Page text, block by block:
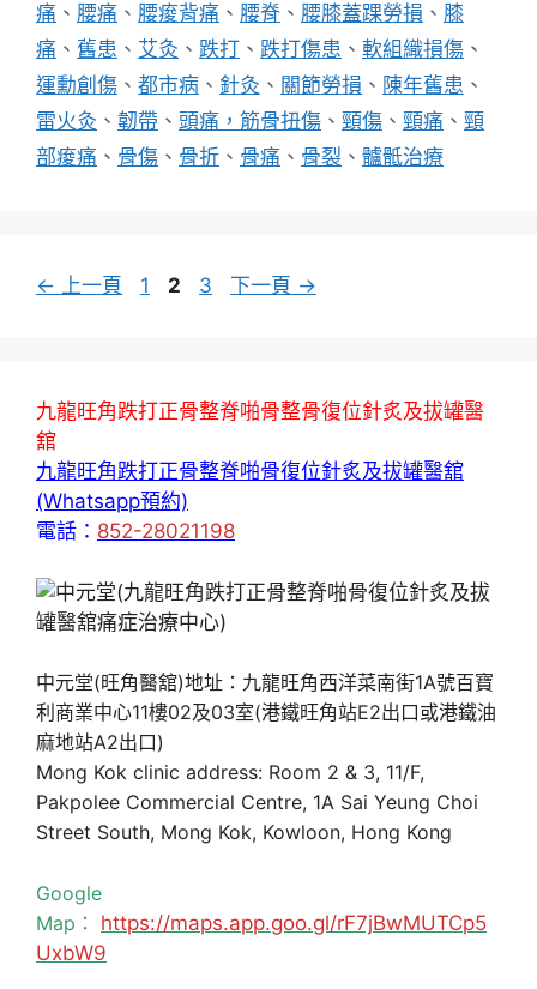
痛 、 腰痛 、 腰痠背痛 、 腰脊 、 腰膝蓋踝勞損 、 膝
痛 、 舊患 、 艾灸 、 跌打 、 跌打傷患 、 軟組織損傷 、
運勳創傷 、 都市病 、 針灸 、 關節勞損 、 陳年舊患 、
雷火灸 、 韌帶 、 頭痛，筋骨扭傷 、 頸傷 、 頸痛 、 頸
部痠痛 、 骨傷 、 骨折 、 骨痛 、 骨裂 、 髗骶治療
← 上一頁
頁
1
頁
2
頁
3 下一頁 →
九龍旺角跌打正骨整脊啪骨整骨復位針炙及拔罐醫
舘
九龍旺角跌打正骨整脊啪骨復位針炙及拔罐醫舘
(Whatsapp預約)
電話： 852-28021198
中元堂(旺角醫舘)地址：九龍旺角西洋菜南街1A號百寶
利商業中心11樓02及03室(港鐵旺角站E2出口或港鐵油
麻地站A2出口)
Mong Kok clinic address: Room 2 & 3, 11/F,
Pakpolee Commercial Centre, 1A Sai Yeung Choi
Street South, Mong Kok, Kowloon, Hong Kong
Google
Map： https://maps.app.goo.gl/rF7jBwMUTCp5
UxbW9